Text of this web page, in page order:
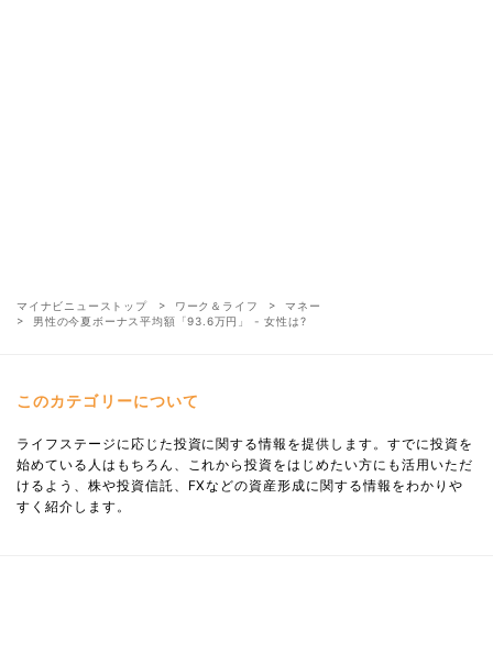
マイナビニューストップ ワーク＆ライフ
マネー
男性の今夏ボーナス平均額「93.6万円」 - 女性は?
このカテゴリーについて
ライフステージに応じた投資に関する情報を提供します。すでに投資を
始めている人はもちろん、これから投資をはじめたい方にも活用いただ
けるよう、株や投資信託、FXなどの資産形成に関する情報をわかりや
すく紹介します。